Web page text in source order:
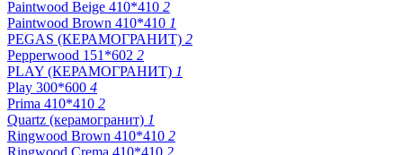
Paintwood Beige 410*410 2
Paintwood Brown 410*410 1
PEGAS (КЕРАМОГРАНИТ) 2
Pepperwood 151*602 2
PLAY (КЕРАМОГРАНИТ) 1
Play 300*600 4
Prima 410*410 2
Quartz (керамогранит) 1
Ringwood Brown 410*410 2
Ringwood Crema 410*410 2